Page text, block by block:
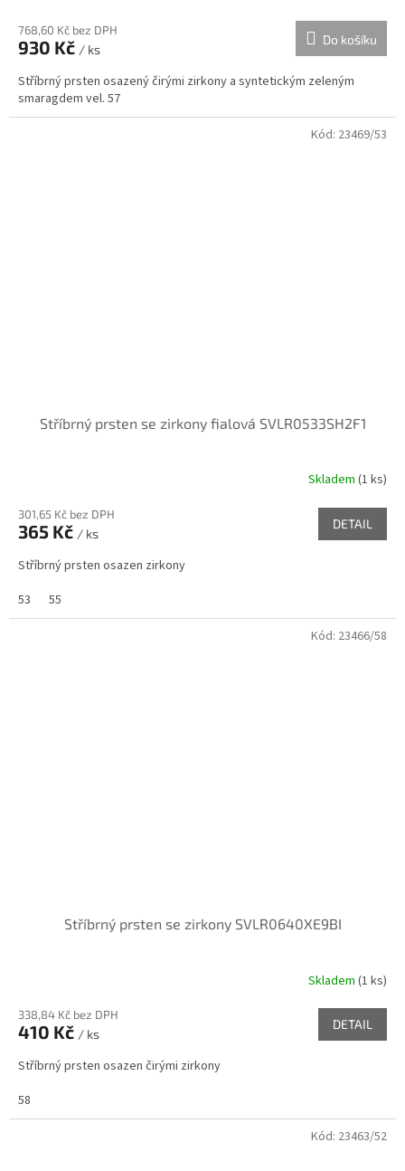
768,60 Kč bez DPH
930 Kč / ks
Do košíku
Stříbrný prsten osazený čirými zirkony a syntetickým zeleným
smaragdem vel. 57
Stříbrný prsten se zirkony fialová SVLR0533SH2F1
Skladem (1 ks)
301,65 Kč bez DPH
365 Kč / ks
DETAIL
Stříbrný prsten osazen zirkony
53
55
Kód: 23469/53
Stříbrný prsten se zirkony SVLR0640XE9BI
Skladem (1 ks)
338,84 Kč bez DPH
410 Kč / ks
DETAIL
Stříbrný prsten osazen čirými zirkony
58
Kód: 23466/58
Kód: 23463/52